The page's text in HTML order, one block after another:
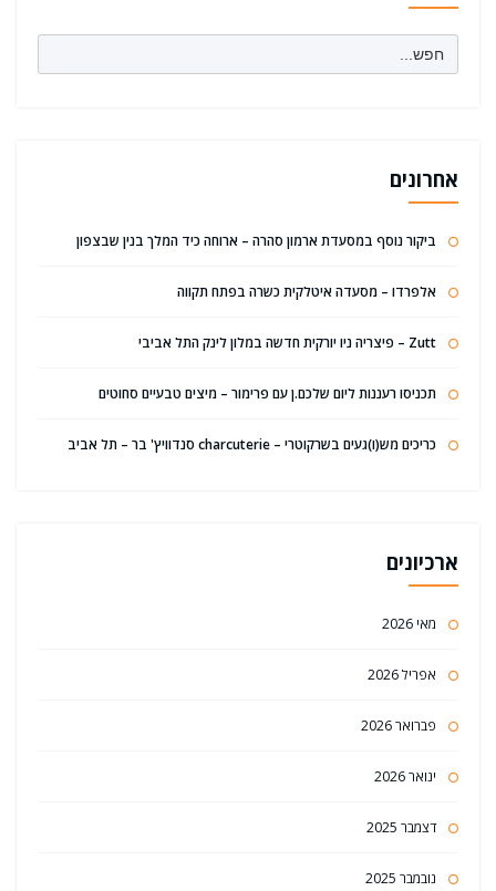
Search
for:
אחרונים
ביקור נוסף במסעדת ארמון סהרה – ארוחה כיד המלך בנין שבצפון
אלפרדו – מסעדה איטלקית כשרה בפתח תקווה
Zutt – פיצריה ניו יורקית חדשה במלון לינק התל אביבי
תכניסו רעננות ליום שלכם.ן עם פרימור – מיצים טבעיים סחוטים
כריכים מש(ו)געים בשרקוטרי – charcuterie סנדוויץ' בר – תל אביב
ארכיונים
מאי 2026
אפריל 2026
פברואר 2026
ינואר 2026
דצמבר 2025
נובמבר 2025